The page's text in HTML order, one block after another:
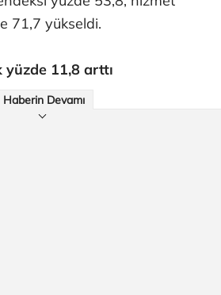
71,7 yükseldi.
yüzde 11,8 arttı
Haberin Devamı